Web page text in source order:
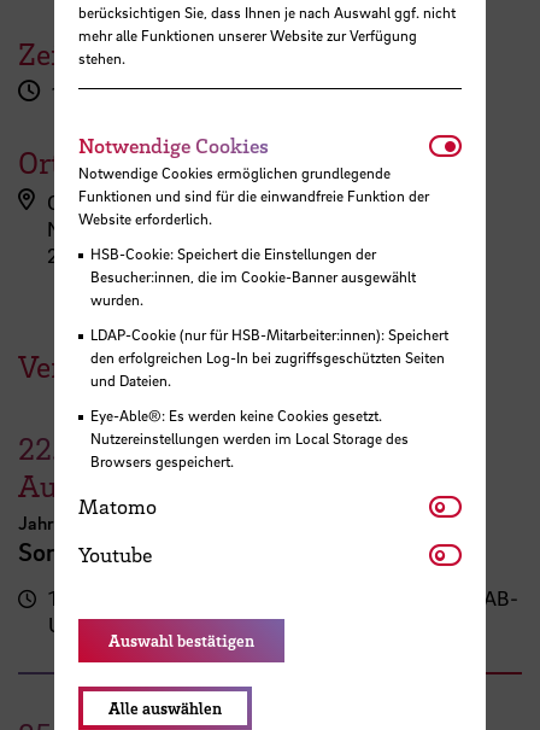
Zeit
15:00 - 18:00 Uhr
Ort
Campus Neustadt, Neustadtswall (AB-Gebäude)
Neustadtswall 30
28199 Bremen
Veranstaltungen der HSB
22.
30.
August
Jahresausstellung der School of Architecture Bremen
Sommerschau 2026
17:00
Uhr
Campus Neustadt, Neustadtswall (AB-
Gebäude)
berücksichtigen Sie, dass Ihnen je nach Auswahl ggf. nicht
mehr alle Funktionen unserer Website zur Verfügung
stehen.
Notwendige Cookies
Notwendige Cookies ermöglichen grundlegende
Funktionen und sind für die einwandfreie Funktion der
Website erforderlich.
HSB-Cookie: Speichert die Einstellungen der
Besucher:innen, die im Cookie-Banner ausgewählt
wurden.
LDAP-Cookie (nur für HSB-Mitarbeiter:innen): Speichert
den erfolgreichen Log-In bei zugriffsgeschützten Seiten
und Dateien.
Eye-Able®: Es werden keine Cookies gesetzt.
Nutzereinstellungen werden im Local Storage des
Browsers gespeichert.
Matomo Matomo
Youtube Youtube
Auswahl bestätigen
Alle auswählen